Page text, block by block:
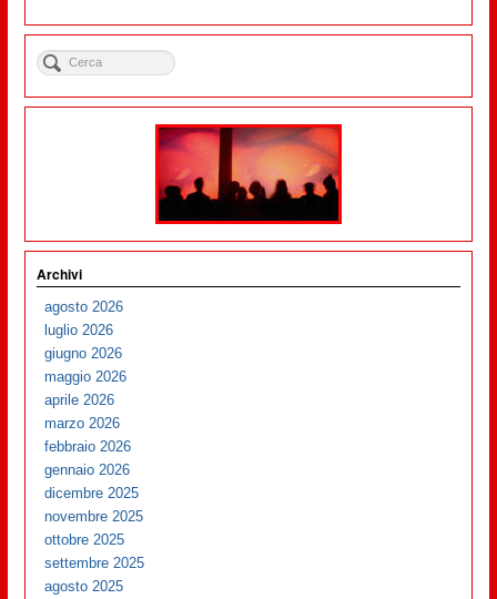
Archivi
agosto 2026
luglio 2026
giugno 2026
maggio 2026
aprile 2026
marzo 2026
febbraio 2026
gennaio 2026
dicembre 2025
novembre 2025
ottobre 2025
settembre 2025
agosto 2025